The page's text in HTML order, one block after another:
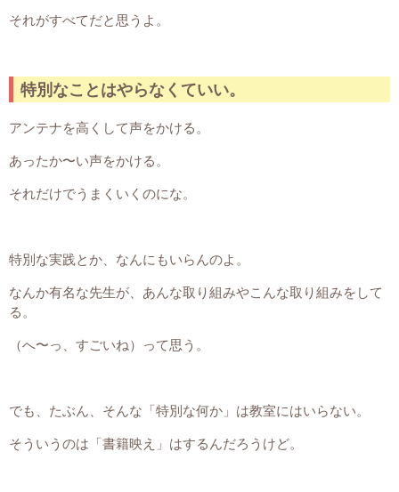
それがすべてだと思うよ。
特別なことはやらなくていい。
アンテナを高くして声をかける。
あったか〜い声をかける。
それだけでうまくいくのにな。
特別な実践とか、なんにもいらんのよ。
なんか有名な先生が、あんな取り組みやこんな取り組みをして
る。
（へ〜っ、すごいね）って思う。
でも、たぶん、そんな「特別な何か」は教室にはいらない。
そういうのは「書籍映え」はするんだろうけど。